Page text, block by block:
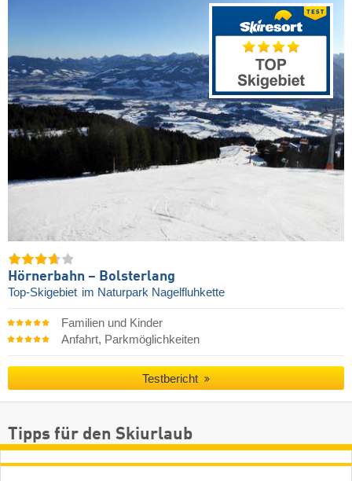
Hörnerbahn – Bolsterlang
Top-Skigebiet im Naturpark Nagelfluhkette
Familien und Kinder
Anfahrt, Parkmöglichkeiten
Testbericht
Tipps für den Skiurlaub